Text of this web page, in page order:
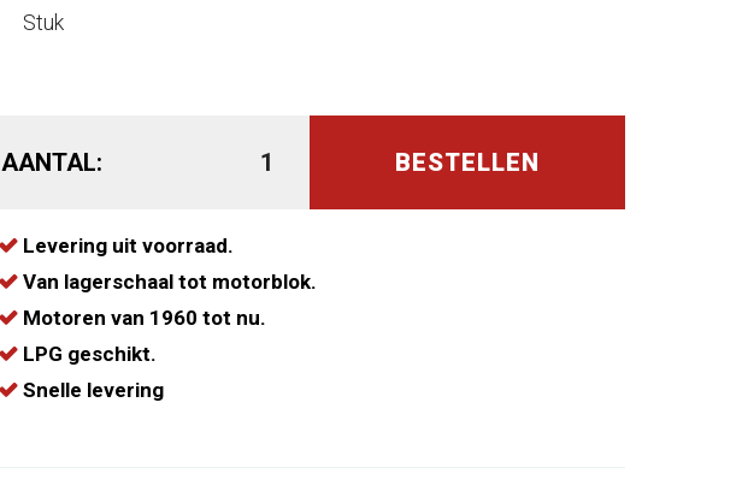
Stuk
AANTAL: BESTELLEN
Levering uit voorraad.
Van lagerschaal tot motorblok.
Motoren van 1960 tot nu.
LPG geschikt.
Snelle levering